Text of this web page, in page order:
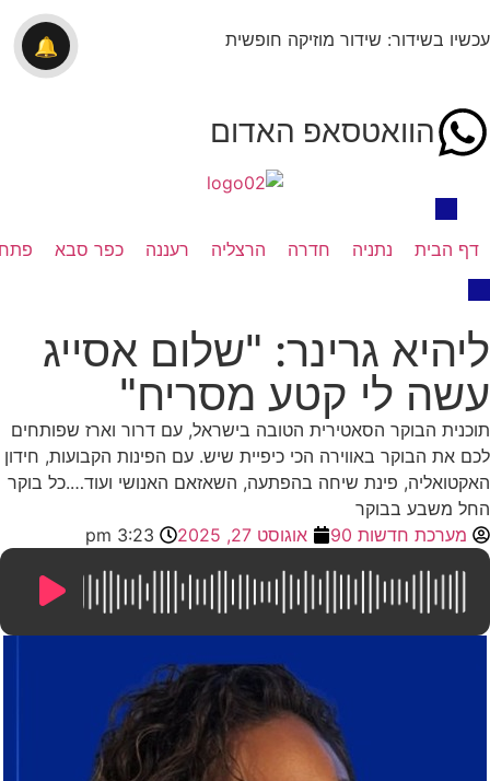
עכשיו בשידור: שידור מוזיקה חופשית
הוואטסאפ האדום
דף הבית נתניה חדרה הרצליה רעננה כפר סבא
ליהיא גרינר: "שלום אסייג
עשה לי קטע מסריח"
תוכנית הבוקר הסאטירית הטובה בישראל, עם דרור וארז שפותחים
לכם את הבוקר באווירה הכי כיפיית שיש. עם הפינות הקבועות, חידון
האקטואליה, פינת שיחה בהפתעה, השאזאם האנושי ועוד….כל בוקר
החל משבע בבוקר
מערכת חדשות 90
אוגוסט 27, 2025 3:23 pm
🔔